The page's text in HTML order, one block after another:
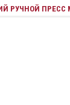
РУЧНОЙ ПРЕСС